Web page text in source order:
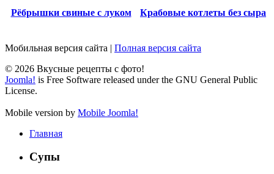
Рёбрышки свиные с луком Крабовые котлеты без сыра
Мобильная версия сайта | Полная версия сайта
© 2026 Вкусные рецепты с фото!
Joomla! is Free Software released under the GNU General Public
License.
Mobile version by Mobile Joomla!
Главная
Супы